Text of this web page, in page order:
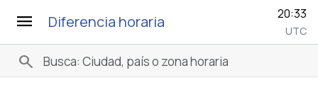
menu Diferencia horaria 20:33
UTC
search